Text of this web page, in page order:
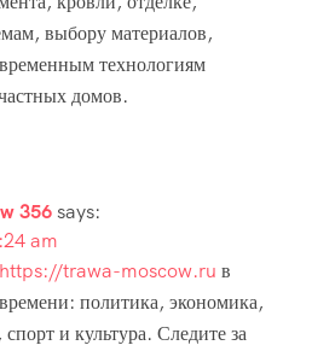
выбору материалов,
технологиям
домов.
356says:
am
https://trawa-moscow.ru в
политика, экономика,
и культура. Следите за